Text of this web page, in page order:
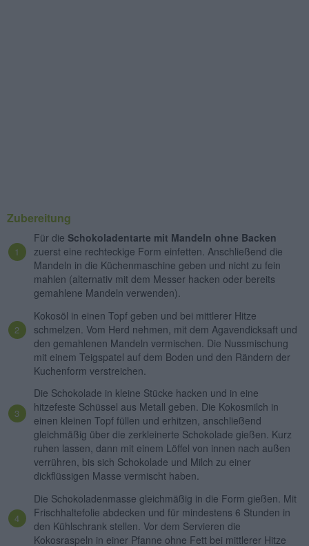
Zubereitung
Für die Schokoladentarte mit Mandeln ohne Backen
zuerst eine rechteckige Form einfetten. Anschließend die
Mandeln in die Küchenmaschine geben und nicht zu fein
mahlen (alternativ mit dem Messer hacken oder bereits
gemahlene Mandeln verwenden).
Kokosöl in einen Topf geben und bei mittlerer Hitze
schmelzen. Vom Herd nehmen, mit dem Agavendicksaft und
den gemahlenen Mandeln vermischen. Die Nussmischung
mit einem Teigspatel auf dem Boden und den Rändern der
Kuchenform verstreichen.
Die Schokolade in kleine Stücke hacken und in eine
hitzefeste Schüssel aus Metall geben. Die Kokosmilch in
einen kleinen Topf füllen und erhitzen, anschließend
gleichmäßig über die zerkleinerte Schokolade gießen. Kurz
ruhen lassen, dann mit einem Löffel von innen nach außen
verrühren, bis sich Schokolade und Milch zu einer
dickflüssigen Masse vermischt haben.
Die Schokoladenmasse gleichmäßig in die Form gießen. Mit
Frischhaltefolie abdecken und für mindestens 6 Stunden in
den Kühlschrank stellen. Vor dem Servieren die
Kokosraspeln in einer Pfanne ohne Fett bei mittlerer Hitze